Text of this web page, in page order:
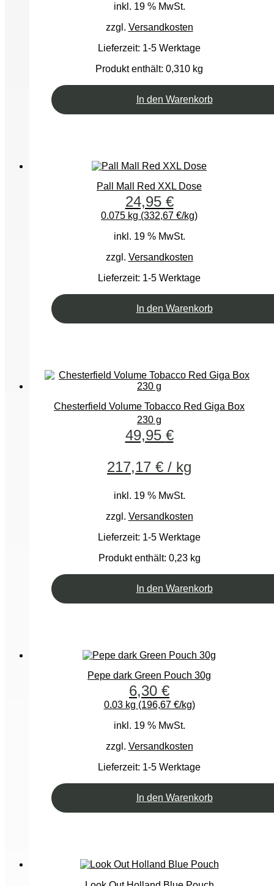
inkl. 19 % MwSt.
zzgl. Versandkosten
Lieferzeit: 1-5 Werktage
Produkt enthält: 0,310 kg
In den Warenkorb
Pall Mall Red XXL Dose
24,95 €
0.075 kg (332,67 €/kg)
inkl. 19 % MwSt.
zzgl. Versandkosten
Lieferzeit: 1-5 Werktage
In den Warenkorb
Chesterfield Volume Tobacco Red Giga Box
230 g
49,95 €
217,17 € / kg
inkl. 19 % MwSt.
zzgl. Versandkosten
Lieferzeit: 1-5 Werktage
Produkt enthält: 0,23 kg
In den Warenkorb
Pepe dark Green Pouch 30g
6,30 €
0.03 kg (196,67 €/kg)
inkl. 19 % MwSt.
zzgl. Versandkosten
Lieferzeit: 1-5 Werktage
In den Warenkorb